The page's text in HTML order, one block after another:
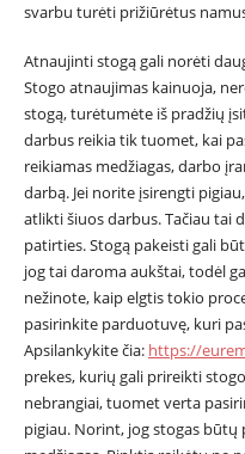
svarbu turėti prižiūrėtus
Atnaujinti stogą gali norėti
Stogo atnaujimas kainuoja,
stogą, turėtumėte iš pradžių
darbus reikia tik tuomet, kai
reikiamas medžiagas, darbo
darbą. Jei norite įsirengti
atlikti šiuos darbus. Tačiau tai
patirties. Stogą pakeisti gali
jog tai daroma aukštai, todėl
nežinote, kaip elgtis tokio
pasirinkite parduotuvę, kuri
Apsilankykite čia: https://
prekes, kurių gali prireikti
nebrangiai, tuomet verta
pigiau. Norint, jog stogas